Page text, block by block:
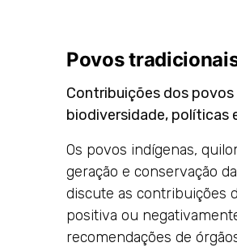
Povos
Contribuições dos
biodiversidade, políticas
Os povos indígenas,
geração e conservação
discute as contribuições
positiva ou
recomendações de